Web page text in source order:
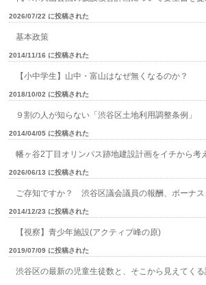
2026/07/22 に投稿された
基本政策
2014/11/16 に投稿された
【小中学生】山中・富山はなぜ無くなるのか？
2018/10/02 に投稿された
９割の人が知らない「渋谷区土地利用調整条例」
2014/04/05 に投稿された
幡ヶ谷2丁目オリンパス跡地建設計画をイチから考
2026/06/13 に投稿された
ご存知ですか？ 渋谷区議会議員の報酬、ボーナス
2014/12/23 に投稿された
【視察】青少年施設(アクティブ峰の原)
2019/07/09 に投稿された
渋谷区の最新の児童生徒数と、そこから見えてくる